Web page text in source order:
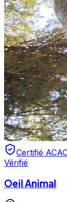
Certifié
Vérifié
Oeil Animal